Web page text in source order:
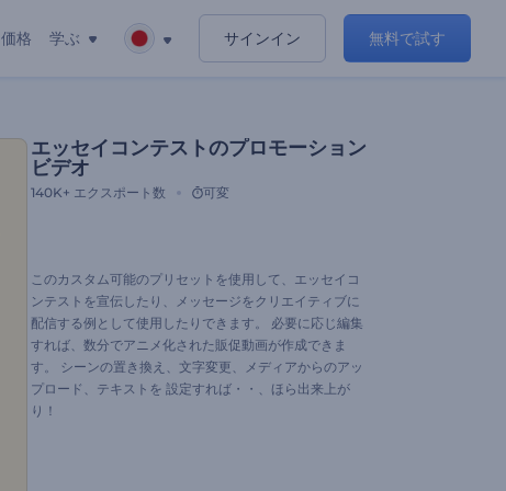
価格 学ぶ サインイン 無料で試す
エッセイコンテストのプロモーション
ビデオ
140K+ エクスポート数 可変
このカスタム可能のプリセットを使用して、エッセイコ
ンテストを宣伝したり、メッセージをクリエイティブに
配信する例として使用したりできます。 必要に応じ編集
すれば、数分でアニメ化された販促動画が作成できま
す。 シーンの置き換え、文字変更、メディアからのアッ
プロード、テキストを 設定すれば・・、ほら出来上が
り！